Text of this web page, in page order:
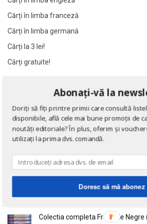
Al. Caprariu
Al. Dumitrescu
Al. Philippide
Alain Besancon
Alain Bombard
Alain Danielou
Alain Lallemand
Alain Manevy
Alan Butler
Al. Caprariu
Al. Dumitrescu
Al. Philippide
Alain Besancon
Alain Bombard
Alain Danielou
Alain Lallemand
Alain Manevy
Alan Butler
Cărți în limba franceză
Cărți în limba germană
Cărți la 3 lei!
Cărți gratuite!
Eseuri
de Emil Cioran
Doctrina sau Cele patru carti
de Confucius
Colectia completa Fracurile Negre
Abonați-vă la
Doriți să fiți printre primii care consultă
disponibile, află cele mai bune promoții de
noutăți editoriale? În plus, oferim și
utilizați la prima dvs. comandă.
Doresc să mă abonez